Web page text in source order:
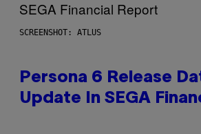
SCREENSHOT: ATLUS
Persona 6 Release
Update In SEGA